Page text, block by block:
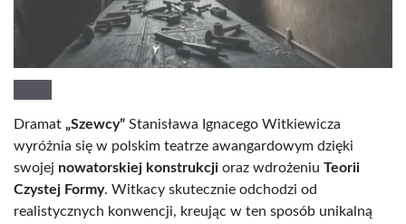
Dramat „Szewcy” Stanisława Ignacego Witkiewicza
wyróżnia się w polskim teatrze awangardowym dzięki
swojej nowatorskiej konstrukcji oraz wdrożeniu Teorii
Czystej Formy. Witkacy skutecznie odchodzi od
realistycznych konwencji, kreując w ten sposób unikalną